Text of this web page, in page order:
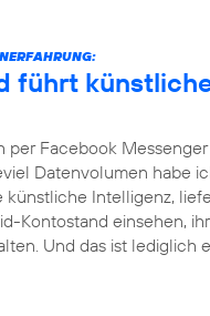
führt
per Facebook
Datenvolumen habe
künstliche Intelligenz,
Kontostand einsehen,
Und das ist lediglich